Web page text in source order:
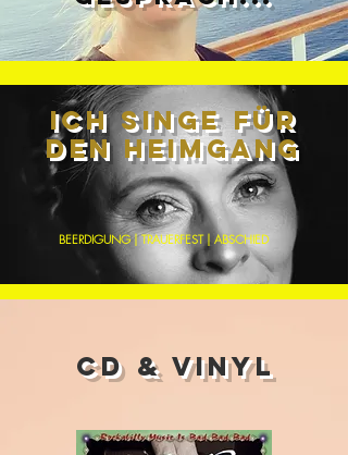
ICH SINGE FÜR
DEN HEIMGANG
BEERDIGUNG | TRAUERFEST | ABSCHIED
CD & Vinyl